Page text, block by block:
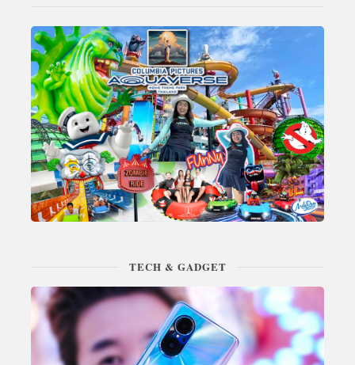
TECH & GADGET